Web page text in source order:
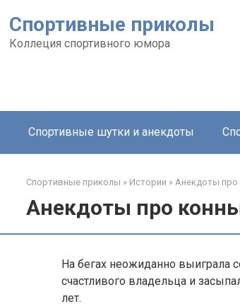
Спортивные приколы
Коллеция спортивного юмора
Спортивные шутки и анекдоты
Спортивные приколы » Истории » Анекдоты про
Анекдоты про
На бегах неожиданно выиграла
счастливого владельца и
лет.